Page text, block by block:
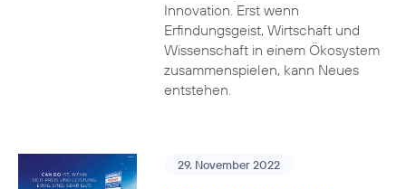
Innovation. Erst wenn
Erfindungsgeist, Wirtschaft und
Wissenschaft in einem Ökosystem
zusammenspielen, kann Neues
entstehen.
29. November 2022